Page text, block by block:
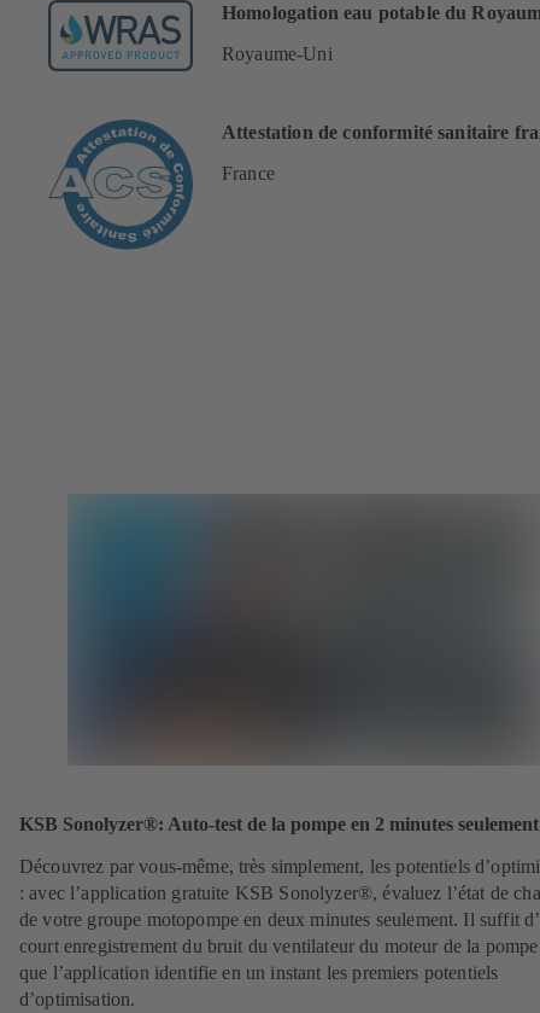
Homologation eau potable du
Royaume-Uni
Attestation de conformité sanitaire
France
KSB Sonolyzer®: Auto-test de la pompe en 2 minutes seulement
Découvrez par vous-même, très simplement, les potentiels
: avec l’application gratuite KSB Sonolyzer®, évaluez l’état de
de votre groupe motopompe en deux minutes seulement. Il suffit
court enregistrement du bruit du ventilateur du moteur de la
que l’application identifie en un instant les premiers potentiels
d’optimisation.